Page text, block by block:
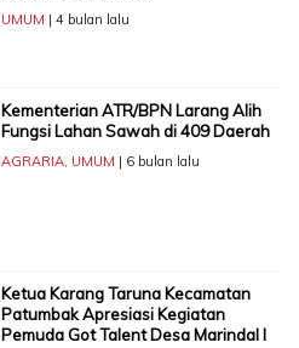
UMUM | 4 bulan lalu
Kementerian ATR/BPN Larang Alih
Fungsi Lahan Sawah di 409 Daerah
AGRARIA, UMUM | 6 bulan lalu
Ketua Karang Taruna Kecamatan
Patumbak Apresiasi Kegiatan
Pemuda Got Talent Desa Marindal I